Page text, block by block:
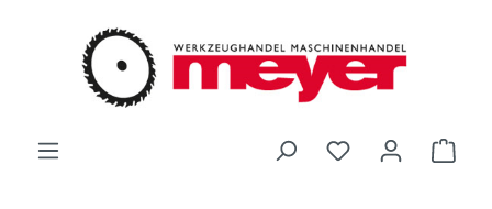
Zum Hauptinhalt springen
Du hast 0